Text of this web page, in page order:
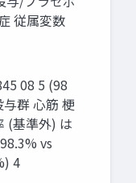
従属変数
08 5 (98
群 心筋 梗
(基準外) は
vs
4